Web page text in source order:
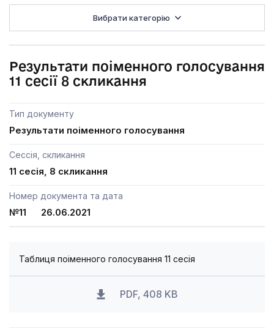
Вибрати категорію
Результати поіменного голосування
11 сесії 8 скликання
Тип документу
Результати поіменного голосування
Сессія, скликання
11 сесія, 8 скликання
Номер документа та дата
№11 26.06.2021
Таблиця поіменного голосування 11 сесія
PDF, 408 KB